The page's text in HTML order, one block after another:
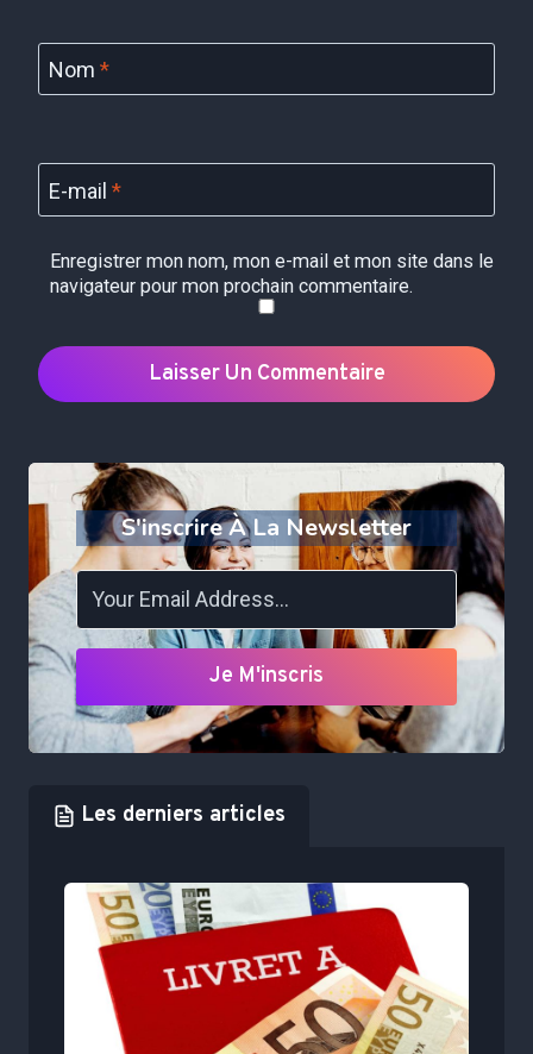
Nom *
E-mail *
Enregistrer mon nom, mon e-mail et mon site dans le
navigateur pour mon prochain commentaire.
S'inscrire À La Newsletter
Je M'inscris
Les derniers articles